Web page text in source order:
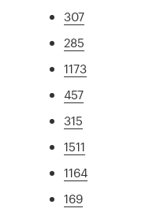
307
285
1173
457
315
1511
1164
169